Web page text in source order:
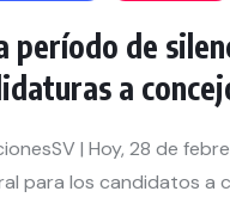
período de
a
| Hoy, 28 de
para los candidatos a